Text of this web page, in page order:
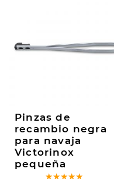
Pinzas de
recambio negra
para navaja
Victorinox
pequeña